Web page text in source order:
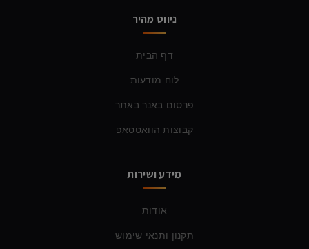
ניווט מהיר
דף הבית
לוח מודעות
פרסום באנר באתר
קבוצות הוואטסאפ
מידע ושירות
אודות
תקנון ותנאי שימוש